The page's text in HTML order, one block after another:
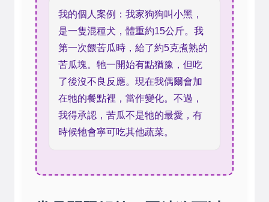
我的個人案例：我家狗狗叫小黑，
是一隻混種犬，體重約15公斤。我
第一次餵苦瓜時，給了約5克煮熟的
苦瓜塊。牠一開始有點猶豫，但吃
了後沒不良反應。現在我偶爾會加
在牠的餐點裡，當作變化。不過，
我得承認，苦瓜不是牠的最愛，有
時候牠會寧可吃其他蔬菜。